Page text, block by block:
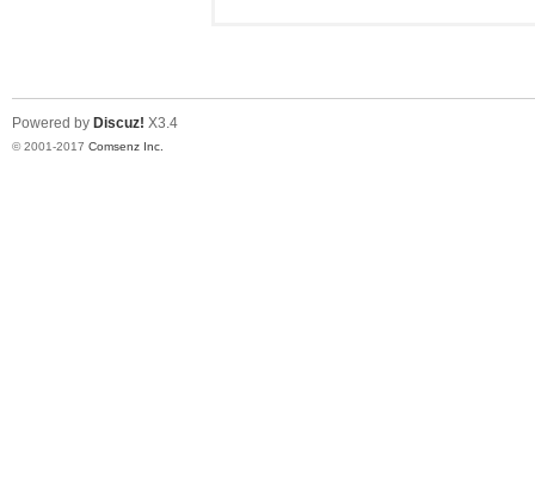
Powered by Discuz! X3.4
© 2001-2017 Comsenz Inc.